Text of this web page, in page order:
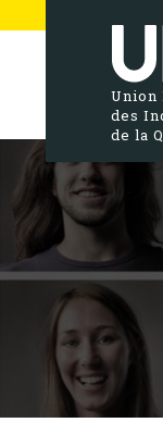
Union
des
de la